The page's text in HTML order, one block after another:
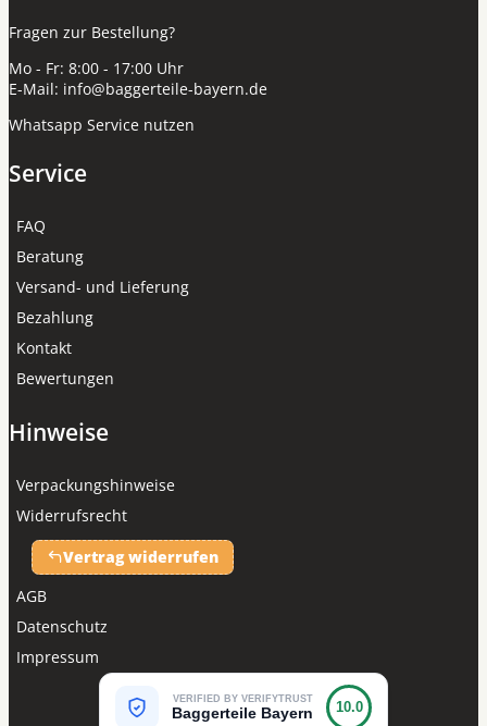
Fragen zur Bestellung?
Mo - Fr: 8:00 - 17:00 Uhr
E-Mail: info@baggerteile-bayern.de
Whatsapp Service nutzen
Service
FAQ
Beratung
Versand- und Lieferung
Bezahlung
Kontakt
Bewertungen
Hinweise
Verpackungshinweise
Widerrufsrecht
Vertrag widerrufen
AGB
Datenschutz
Impressum
VERIFIED BY VERIFYTRUST
Baggerteile Bayern 10.0